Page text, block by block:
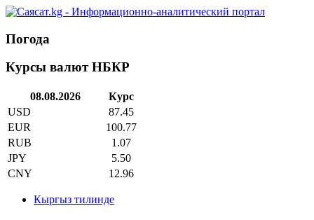
Погода
Курсы валют НБКР
08.08.2026
Курс
USD
87.45
EUR
100.77
RUB
1.07
JPY
5.50
CNY
12.96
Кыргыз тилинде